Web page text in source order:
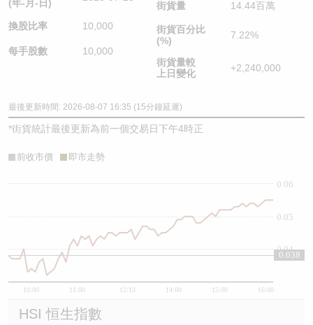
(年-月-日)
換股比率 10,000
每手股數 10,000
街貨量 14.44百萬
街貨百分比
(%)
7.22%
街貨量較
上日變化
+2,240,000
最後更新時間: 2026-08-07 16:35 (15分鐘延遲)
*街貨統計最後更新為前一個交易日下午4時正
前收市價 即市走勢
10:00 11:00 12/13 14:00 15:00 16:00
0.04
0.05
0.06
0.038
HSI 恒生指數